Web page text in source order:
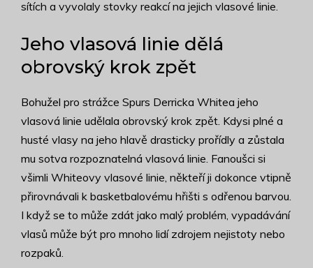
sítích a vyvolaly stovky reakcí na jejich vlasové linie.
Jeho vlasová linie dělá
obrovský krok zpět
Bohužel pro strážce Spurs Derricka Whitea jeho
vlasová linie udělala obrovský krok zpět. Kdysi plné a
husté vlasy na jeho hlavě drasticky prořídly a zůstala
mu sotva rozpoznatelná vlasová linie. Fanoušci si
všimli Whiteovy vlasové linie, někteří ji dokonce vtipně
přirovnávali k basketbalovému hřišti s odřenou barvou.
I když se to může zdát jako malý problém, vypadávání
vlasů může být pro mnoho lidí zdrojem nejistoty nebo
rozpaků.